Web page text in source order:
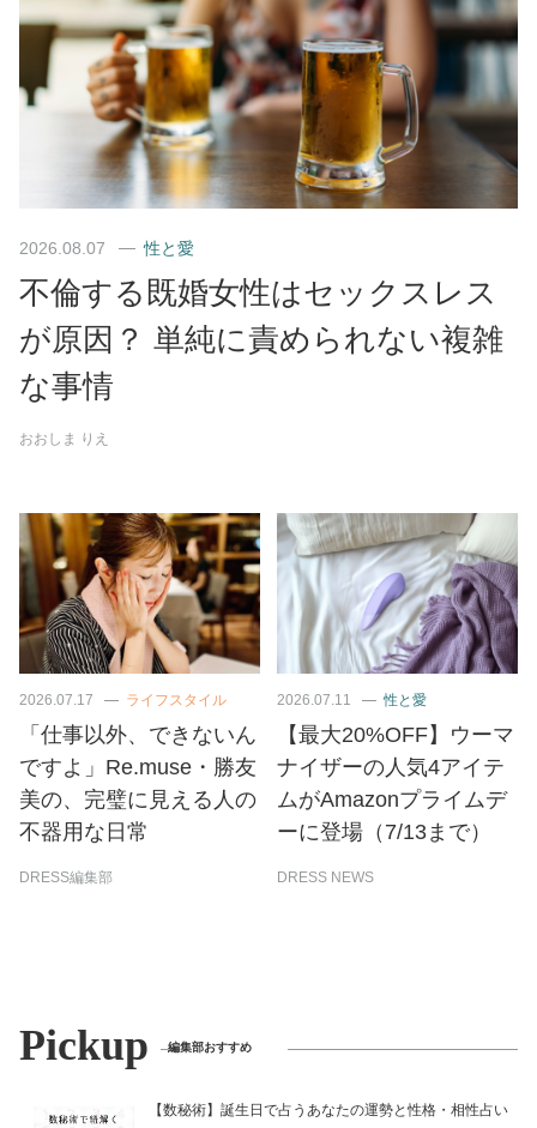
2026.08.07 性と愛
不倫する既婚女性はセックスレス
が原因？ 単純に責められない複雑
な事情
おおしま りえ
2026.07.17 ライフスタイル
「仕事以外、できないん
ですよ」Re.muse・勝友
美の、完璧に見える人の
不器用な日常
DRESS編集部
2026.07.11 性と愛
【最大20%OFF】ウーマ
ナイザーの人気4アイテ
ムがAmazonプライムデ
ーに登場（7/13まで）
DRESS NEWS
Pickup 編集部おすすめ
【数秘術】誕生日で占うあなたの運勢と性格・相性占い